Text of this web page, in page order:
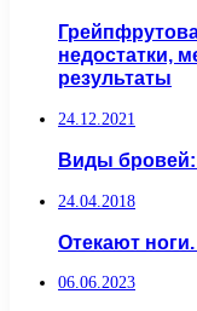
недостатки,
результаты
24.12.2021
Виды бровей:
24.04.2018
Отекают
06.06.2023